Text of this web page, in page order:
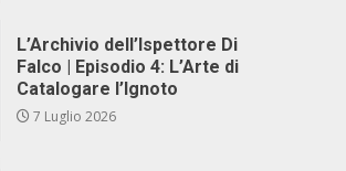
L’Archivio dell’Ispettore Di
Falco | Episodio 4: L’Arte di
Catalogare l’Ignoto
7 Luglio 2026